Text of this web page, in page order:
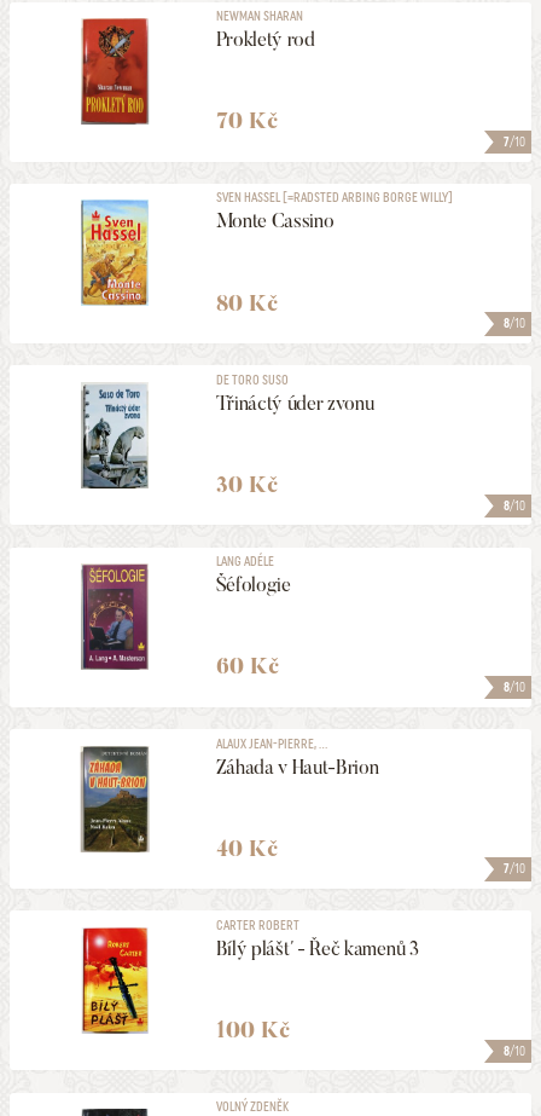
7/10
NEWMAN SHARAN
Prokletý rod
70 Kč
8/10
SVEN HASSEL [=RADSTED ARBING BORGE WILLY]
Monte Cassino
80 Kč
8/10
DE TORO SUSO
Třináctý úder zvonu
30 Kč
8/10
LANG ADÉLE
Šéfologie
60 Kč
7/10
ALAUX JEAN-PIERRE, ...
Záhada v Haut-Brion
40 Kč
8/10
CARTER ROBERT
Bílý plášť - Řeč kamenů 3
100 Kč
VOLNÝ ZDENĚK